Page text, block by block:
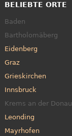
BELIEBTE ORTE
Baden
Bartholomäberg
Eidenberg
Graz
Grieskirchen
Innsbruck
Krems an der Donau
Leonding
Mayrhofen